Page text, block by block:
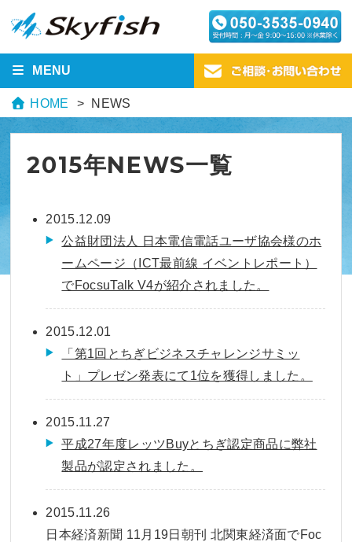
MENU
HOME NEWS
2015年NEWS一覧
2015.12.09
公益財団法人 日本電信電話ユーザ協会様のホ
ームページ（ICT最前線 イベントレポート）
でFocsuTalk V4が紹介されました。
2015.12.01
「第1回とちぎビジネスチャレンジサミッ
ト」プレゼン発表にて1位を獲得しました。
2015.11.27
平成27年度レッツBuyとちぎ認定商品に弊社
製品が認定されました。
2015.11.26
日本経済新聞 11月19日朝刊 北関東経済面でFoc